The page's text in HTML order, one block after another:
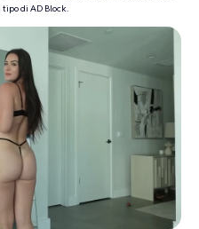
di AD Block.